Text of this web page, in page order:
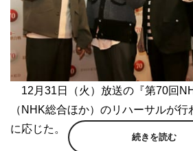
12月31日（火）放送の『第70回
（NHK総合ほか）のリハーサルが
に応じた。
続きを読む